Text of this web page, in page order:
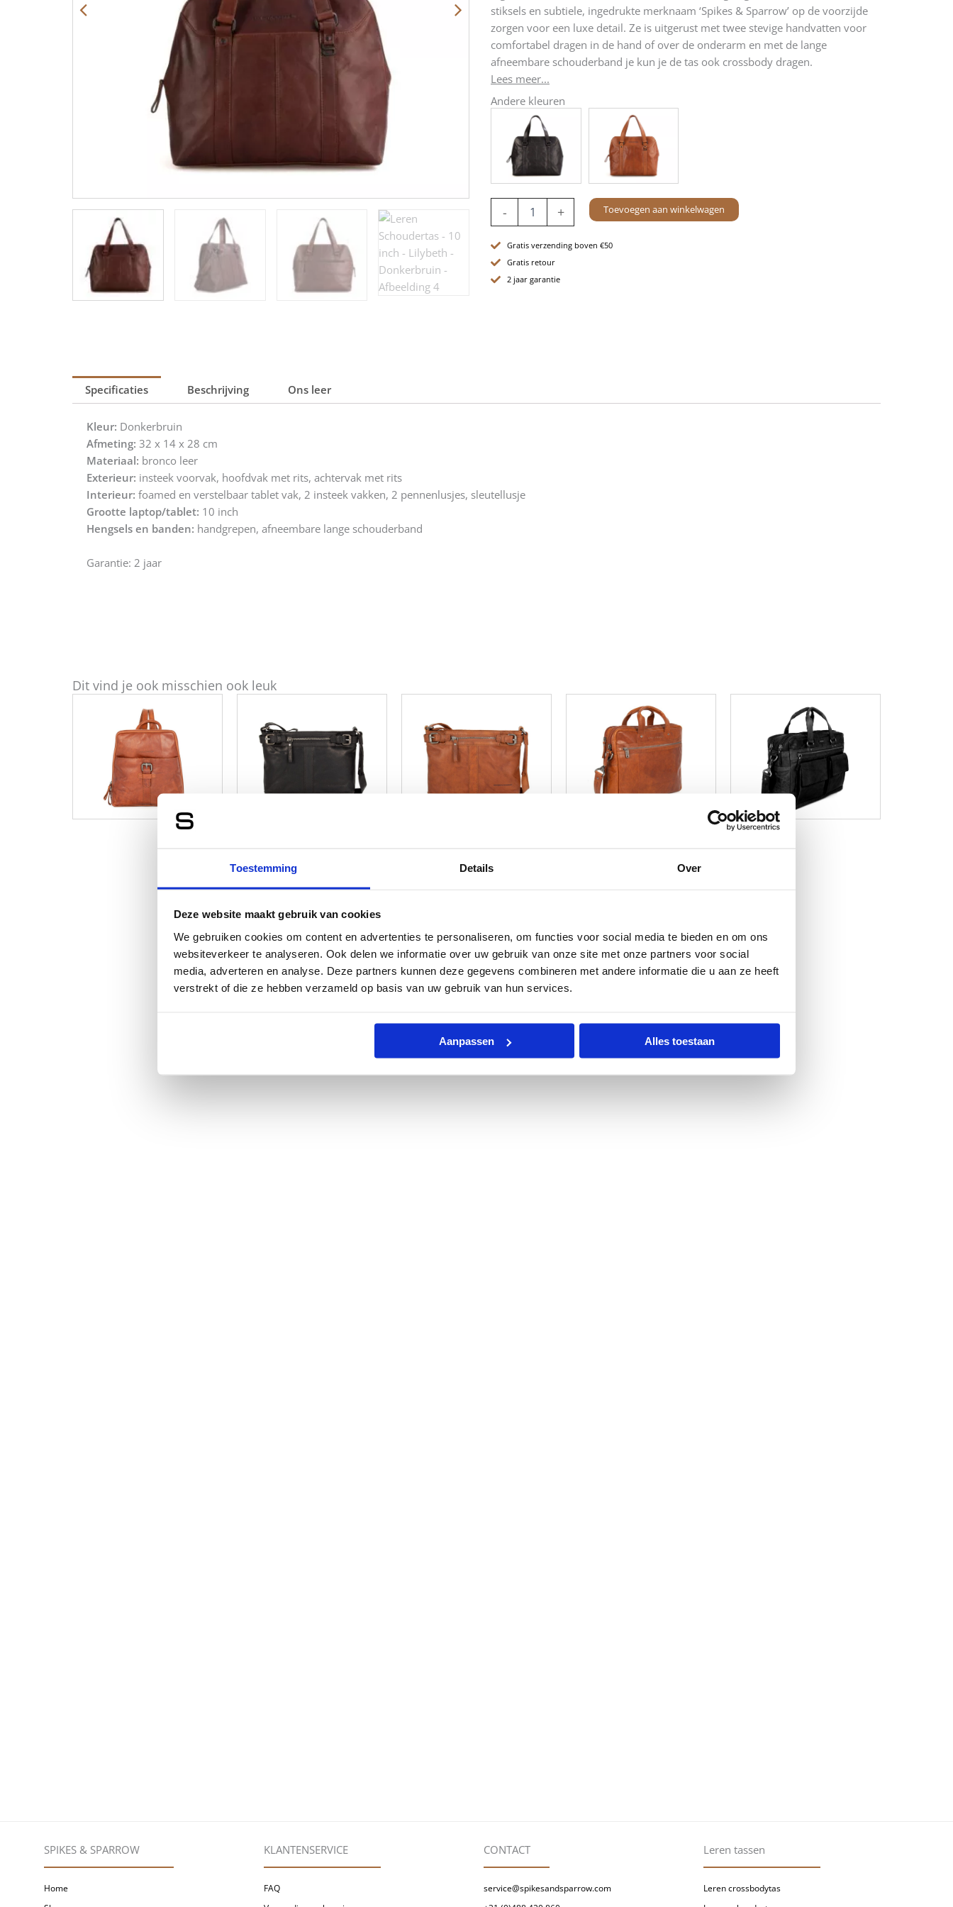
Toestemming Details Over
Deze website maakt gebruik van cookies
We gebruiken cookies om content en advertenties te personaliseren, om functies voor social media te bieden en om ons
websiteverkeer te analyseren. Ook delen we informatie over uw gebruik van onze site met onze partners voor social
media, adverteren en analyse. Deze partners kunnen deze gegevens combineren met andere informatie die u aan ze heeft
verstrekt of die ze hebben verzameld op basis van uw gebruik van hun services.
Aanpassen Alles toestaan
stiksels en subtiele, ingedrukte merknaam ‘Spikes & Sparrow’ op de voorzijde
zorgen voor een luxe detail. Ze is uitgerust met twee stevige handvatten voor
comfortabel dragen in de hand of over de onderarm en met de lange
afneembare schouderband je kun je de tas ook crossbody dragen.
Lees meer...
Andere kleuren
-
Schoudertas
10
inch
-
Lilybeth
+ Toevoegen aan winkelwagen
Gratis verzending boven €50
Gratis retour
2 jaar garantie
Specificaties Beschrijving Ons leer
Kleur: Donkerbruin
Afmeting: 32 x 14 x 28 cm
Materiaal: bronco leer
Exterieur: insteek voorvak, hoofdvak met rits, achtervak met rits
Interieur: foamed en verstelbaar tablet vak, 2 insteek vakken, 2 pennenlusjes, sleutellusje
Grootte laptop/tablet: 10 inch
Hengsels en banden: handgrepen, afneembare lange schouderband
Garantie: 2 jaar
Dit vind je ook misschien ook leuk
SPIKES & SPARROW
Home
KLANTENSERVICE
FAQ
CONTACT
service@spikesandsparrow.com
Leren tassen
Leren crossbodytas